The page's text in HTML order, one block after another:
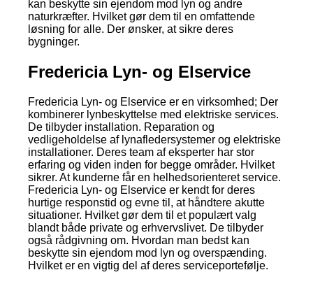
kan beskytte sin ejendom mod lyn og andre
naturkræfter. Hvilket gør dem til en omfattende
løsning for alle. Der ønsker, at sikre deres
bygninger.
Fredericia Lyn- og Elservice
Fredericia Lyn- og Elservice er en virksomhed; Der
kombinerer lynbeskyttelse med elektriske services.
De tilbyder installation. Reparation og
vedligeholdelse af lynafledersystemer og elektriske
installationer. Deres team af eksperter har stor
erfaring og viden inden for begge områder. Hvilket
sikrer. At kunderne får en helhedsorienteret service.
Fredericia Lyn- og Elservice er kendt for deres
hurtige responstid og evne til, at håndtere akutte
situationer. Hvilket gør dem til et populært valg
blandt både private og erhvervslivet. De tilbyder
også rådgivning om. Hvordan man bedst kan
beskytte sin ejendom mod lyn og overspænding.
Hvilket er en vigtig del af deres serviceportefølje.